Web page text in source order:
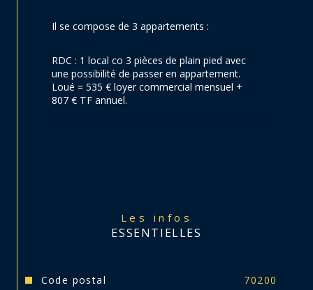
Les infos
ESSENTIELLES
Caractéristiques Valeurs
Code postal 70200
Il se compose de 3 appartements :
RDC : 1 local co 3 pièces de plain pied avec
une possibilité de passer en appartement.
Loué = 535 € loyer commercial mensuel +
807 € TF annuel.
duplex avec cuisine équipée, salon, 2
chambres, salle de bain/WC (à rafraichir lors